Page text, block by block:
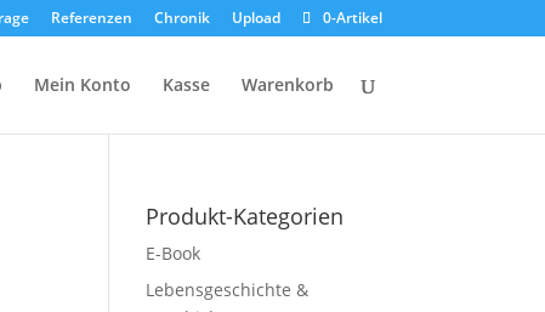
Referenzen Chronik Upload 0-Artikel
Mein Konto Kasse Warenkorb
Produkt-Kategorien
E-Book
Lebensgeschichte &